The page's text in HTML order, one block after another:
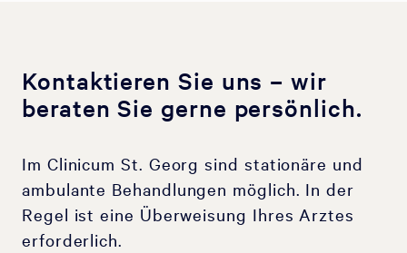
Kontaktieren Sie uns – wir
beraten Sie gerne persönlich.
Im Clinicum St. Georg sind stationäre und
ambulante Behandlungen möglich. In der
Regel ist eine Überweisung Ihres Arztes
erforderlich.